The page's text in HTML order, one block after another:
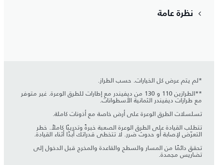
نظرة عامة
*لم يتم عرض كل الخيارات. حسب الطراز.
**الطرازين 110 و 130 من ديفيندر مع إطارات للطرق الوعرة. غير متوفر
مع طرازات ديفيندر الثمانية الأسطوانات.
تسلسلات الطرق الوعرة على أرض خاصة مع أذونات كاملة.
تتطلب القيادة على الطرق الوعرة الصعبة خبرةً وتدريبًا كاملاً. خطر
التعرّض لإصابة أو حدوث ضرر. لا تتخطى قدراتك أبدًا أثناء القيادة.
تحقق دائمًا من المسار والسطح والقاعدة والمخرج قبل الدخول إلى
تضاريس مجمدة.